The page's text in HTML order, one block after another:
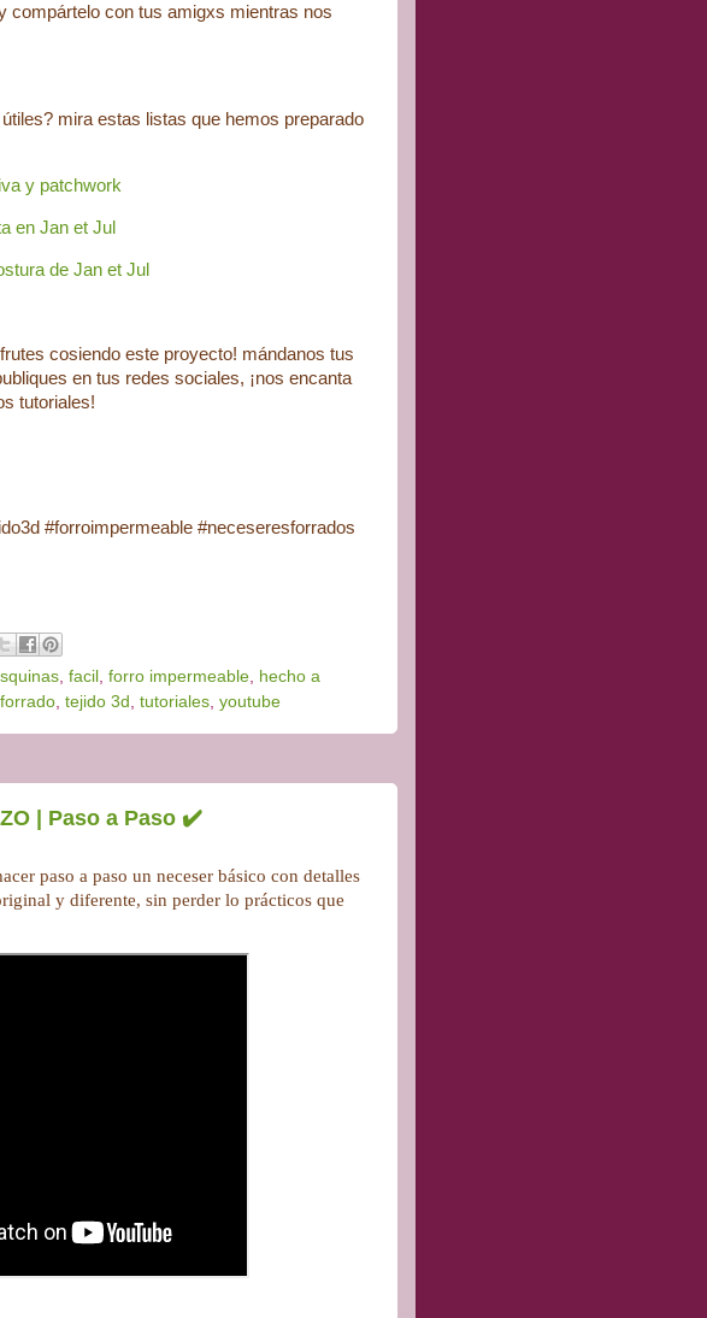
compártelo con tus amigxs mientras nos
mira estas listas que hemos preparado
y patchwork
en Jan et Jul
de Jan et Jul
cosiendo este proyecto! mándanos tus
en tus redes sociales, ¡nos encanta
tutoriales!
#forroimpermeable #neceseresforrados
facil forro impermeable hecho a
tejido 3d tutoriales youtube
| Paso a Paso ✔️
paso a paso un neceser básico con detalles
y diferente, sin perder lo prácticos que